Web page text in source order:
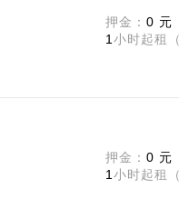
押金： 0 元
1 小时起租
押金： 0 元
1 小时起租